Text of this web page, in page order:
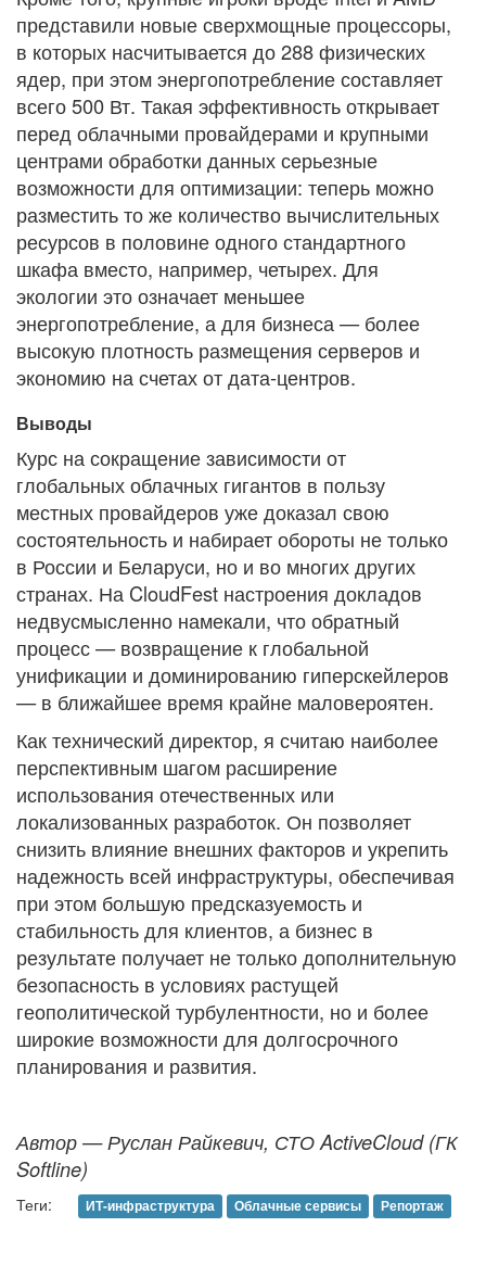
представили новые сверхмощные процессоры,
в которых насчитывается до 288 физических
ядер, при этом энергопотребление составляет
всего 500 Вт. Такая эффективность открывает
перед облачными провайдерами и крупными
центрами обработки данных серьезные
возможности для оптимизации: теперь можно
разместить то же количество вычислительных
ресурсов в половине одного стандартного
шкафа вместо, например, четырех. Для
экологии это означает меньшее
энергопотребление, а для бизнеса — более
высокую плотность размещения серверов и
экономию на счетах от дата-центров.
Выводы
Курс на сокращение зависимости от
глобальных облачных гигантов в пользу
местных провайдеров уже доказал свою
состоятельность и набирает обороты не только
в России и Беларуси, но и во многих других
странах. На CloudFest настроения докладов
недвусмысленно намекали, что обратный
процесс — возвращение к глобальной
унификации и доминированию гиперскейлеров
— в ближайшее время крайне маловероятен.
Как технический директор, я считаю наиболее
перспективным шагом расширение
использования отечественных или
локализованных разработок. Он позволяет
снизить влияние внешних факторов и укрепить
надежность всей инфраструктуры, обеспечивая
при этом большую предсказуемость и
стабильность для клиентов, а бизнес в
результате получает не только дополнительную
безопасность в условиях растущей
геополитической турбулентности, но и более
широкие возможности для долгосрочного
планирования и развития.
Автор — Руслан Райкевич, СТО ActiveCloud (ГК
Softline)
Теги: ИТ-инфраструктура Облачные сервисы Репортаж